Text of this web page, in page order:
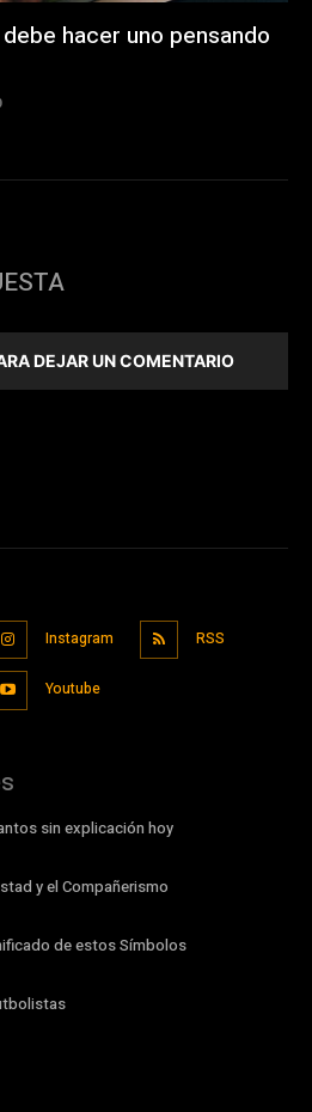
hacer uno pensando
DEJAR UN COMENTARIO
Instagram RSS
Youtube
sin explicación hoy
y el Compañerismo
de estos Símbolos